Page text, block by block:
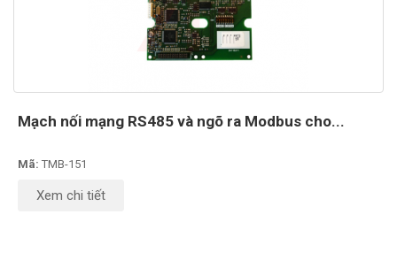
Mạch nối mạng RS485 và ngõ ra Modbus cho...
Mã: TMB-151
Xem chi tiết